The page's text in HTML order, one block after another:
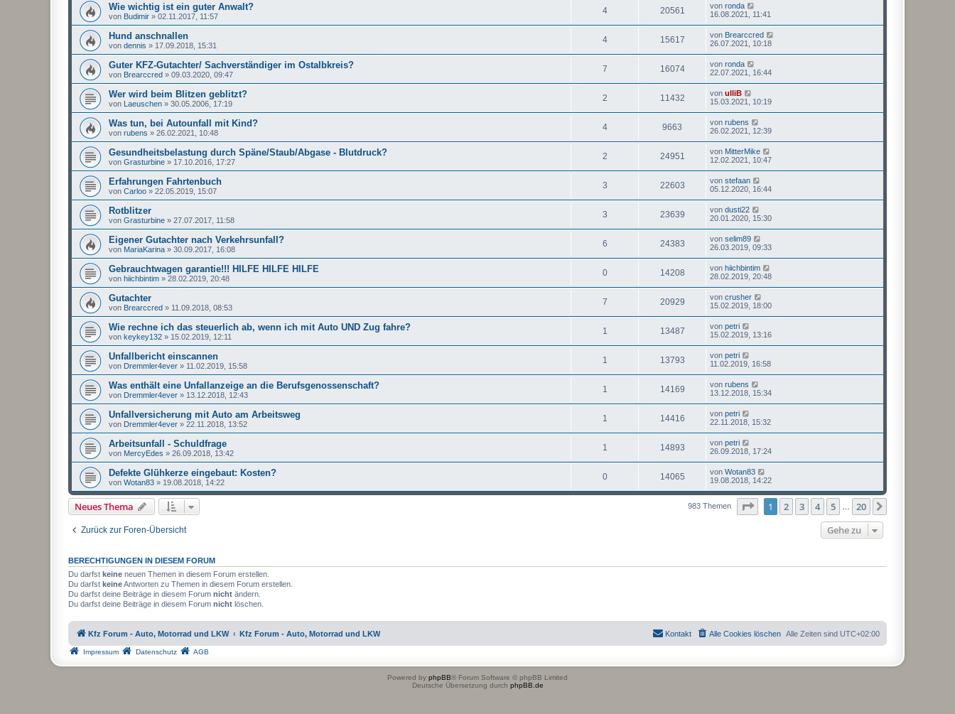
Wie wichtig ist ein guter Anwalt?
von Budimir » 02.11.2017, 11:57
4 20561 von ronda
16.08.2021, 11:41
Hund anschnallen
von dennis » 17.09.2018, 15:31
4 15617 von Brearccred
26.07.2021, 10:18
Guter KFZ-Gutachter/ Sachverständiger im Ostalbkreis?
von Brearccred » 09.03.2020, 09:47
7 16074 von ronda
22.07.2021, 16:44
Wer wird beim Blitzen geblitzt?
von Laeuschen » 30.05.2006, 17:19
2 11432 von ulliB
15.03.2021, 10:19
Was tun, bei Autounfall mit Kind?
von rubens » 26.02.2021, 10:48
4 9663 von rubens
26.02.2021, 12:39
Gesundheitsbelastung durch Späne/Staub/Abgase - Blutdruck?
von Grasturbine » 17.10.2016, 17:27
2 24951 von MitterMike
12.02.2021, 10:47
Erfahrungen Fahrtenbuch
von Carloo » 22.05.2019, 15:07
3 22603 von stefaan
05.12.2020, 16:44
Rotblitzer
von Grasturbine » 27.07.2017, 11:58
3 23639 von dusti22
20.01.2020, 15:30
Eigener Gutachter nach Verkehrsunfall?
von MariaKarina » 30.09.2017, 16:08
6 24383 von selim89
26.03.2019, 09:33
Gebrauchtwagen garantie!!! HILFE HILFE HILFE
von hiichbintim » 28.02.2019, 20:48
0 14208 von hiichbintim
28.02.2019, 20:48
Gutachter
von Brearccred » 11.09.2018, 08:53
7 20929 von crusher
15.02.2019, 18:00
Wie rechne ich das steuerlich ab, wenn ich mit Auto UND Zug fahre?
von keykey132 » 15.02.2019, 12:11
1 13487 von petri
15.02.2019, 13:16
Unfallbericht einscannen
von Dremmler4ever » 11.02.2019, 15:58
1 13793 von petri
11.02.2019, 16:58
Was enthält eine Unfallanzeige an die Berufsgenossenschaft?
von Dremmler4ever » 13.12.2018, 12:43
1 14169 von rubens
13.12.2018, 15:34
Unfallversicherung mit Auto am Arbeitsweg
von Dremmler4ever » 22.11.2018, 13:52
1 14416 von petri
22.11.2018, 15:32
Arbeitsunfall - Schuldfrage
von MercyEdes » 26.09.2018, 13:42
1 14893 von petri
26.09.2018, 17:24
Defekte Glühkerze eingebaut: Kosten?
von Wotan83 » 19.08.2018, 14:22
0 14065 von Wotan83
19.08.2018, 14:22
Neues Thema 983 Themen Seite von20
1 2 3 4 5 … 20
Zurück zur Foren-Übersicht Gehe zu
BERECHTIGUNGEN IN DIESEM FORUM
Du darfst keine neuen Themen in diesem Forum erstellen.
Du darfst keineAntworten zu Themen in diesem Forum erstellen.
Du darfst deine Beiträge in diesem Forum nicht ändern.
Du darfst deine Beiträge in diesem Forum nicht löschen.
Kfz Forum - Auto, Motorrad und LKW Kfz Forum - Auto, Motorrad und LKW Alle Zeiten sind UTC+02:00
Alle Cookies löschen
Kontakt
Impressum Datenschutz AGB
Powered by phpBB® Forum Software © phpBB Limited
Deutsche Übersetzung durch phpBB.de